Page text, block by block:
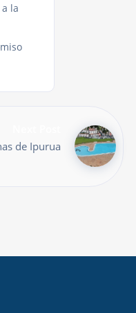
la
de Ipurua